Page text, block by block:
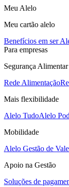
Meu Alelo
Meu cartão alelo
Benefícios em ser
Para empresas
Segurança Alimentar
Rede Alimentação
Mais flexibilidade
Alelo TudoAlelo Pod
Mobilidade
Alelo Gestão de
Apoio na Gestão
Soluções de